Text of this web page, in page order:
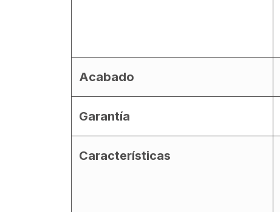
Acabado
Garantía
Características